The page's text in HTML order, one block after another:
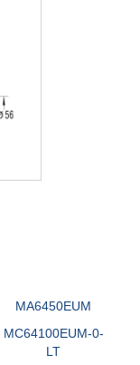
MA6450EUM
MC64100EUM-0-
LT